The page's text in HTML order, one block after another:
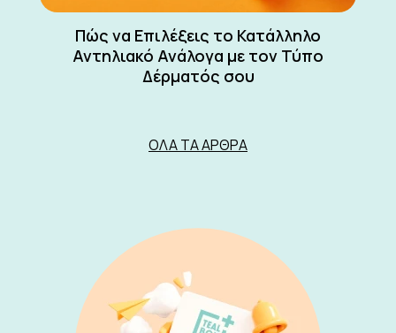
Πώς να Επιλέξεις το Κατάλληλο
Αντηλιακό Ανάλογα με τον Τύπο
Δέρματός σου
ΌΛΑ ΤΑ ΆΡΘΡΑ